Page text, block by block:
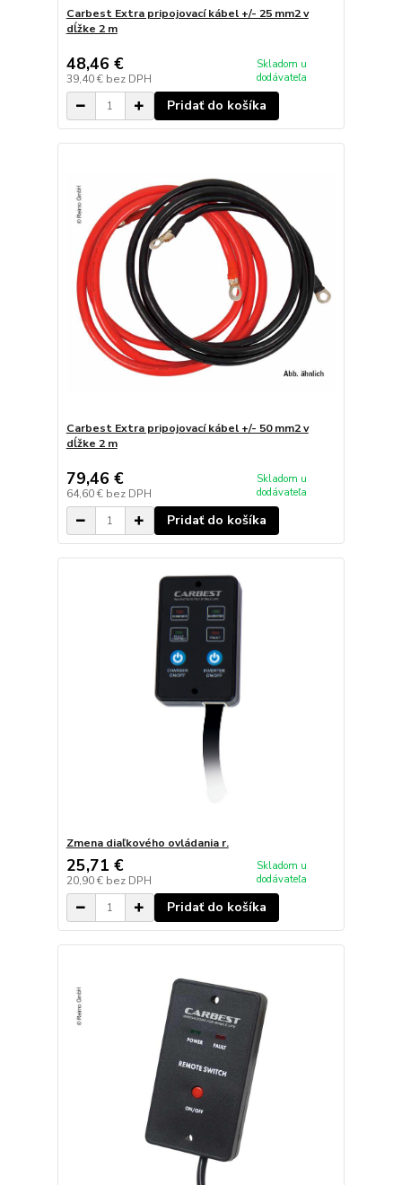
Carbest Extra pripojovací kábel +/- 25 mm2 v
dĺžke 2 m
48,46 €
39,40 € bez DPH
Skladom u
dodávateľa
Pridať do košíka
Carbest Extra pripojovací kábel +/- 50 mm2 v
dĺžke 2 m
79,46 €
64,60 € bez DPH
Skladom u
dodávateľa
Pridať do košíka
Zmena diaľkového ovládania r.
25,71 €
20,90 € bez DPH
Skladom u
dodávateľa
Pridať do košíka